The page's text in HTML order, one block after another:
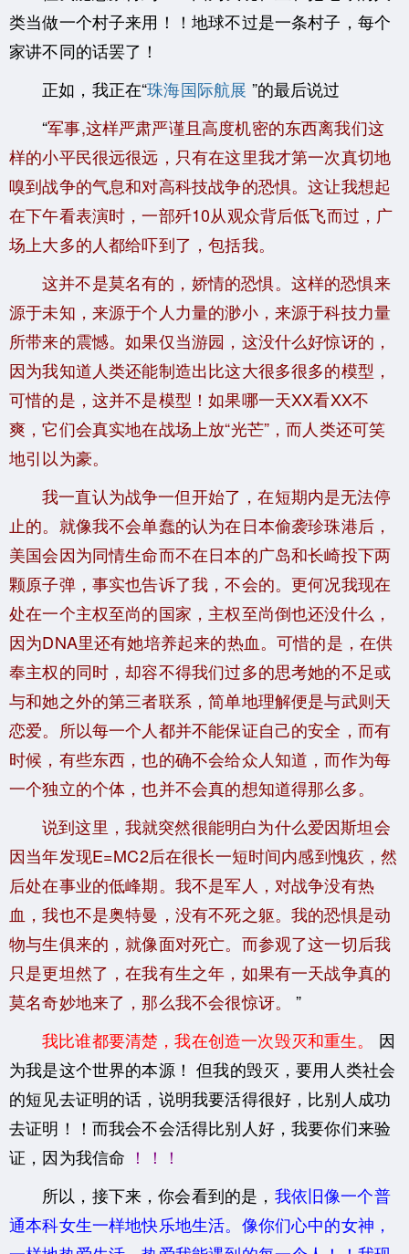
类当做一个村子来用！！地球不过是一条村子，每个
家讲不同的话罢了！
正如，我正在“珠海国际航展 ”的最后说过
“军事,这样严肃严谨且高度机密的东西离我们这
样的小平民很远很远，只有在这里我才第一次真切地
嗅到战争的气息和对高科技战争的恐惧。这让我想起
在下午看表演时，一部歼10从观众背后低飞而过，广
场上大多的人都给吓到了，包括我。
这并不是莫名有的，娇情的恐惧。这样的恐惧来
源于未知，来源于个人力量的渺小，来源于科技力量
所带来的震憾。如果仅当游园，这没什么好惊讶的，
因为我知道人类还能制造出比这大很多很多的模型，
可惜的是，这并不是模型！如果哪一天XX看XX不
爽，它们会真实地在战场上放“光芒”，而人类还可笑
地引以为豪。
我一直认为战争一但开始了，在短期内是无法停
止的。就像我不会单蠢的认为在日本偷袭珍珠港后，
美国会因为同情生命而不在日本的广岛和长崎投下两
颗原子弹，事实也告诉了我，不会的。更何况我现在
处在一个主权至尚的国家，主权至尚倒也还没什么，
因为DNA里还有她培养起来的热血。可惜的是，在供
奉主权的同时，却容不得我们过多的思考她的不足或
与和她之外的第三者联系，简单地理解便是与武则天
恋爱。所以每一个人都并不能保证自己的安全，而有
时候，有些东西，也的确不会给众人知道，而作为每
一个独立的个体，也并不会真的想知道得那么多。
说到这里，我就突然很能明白为什么爱因斯坦会
因当年发现E=MC2后在很长一短时间内感到愧疚，然
后处在事业的低峰期。我不是军人，对战争没有热
血，我也不是奥特曼，没有不死之躯。我的恐惧是动
物与生俱来的，就像面对死亡。而参观了这一切后我
只是更坦然了，在我有生之年，如果有一天战争真的
莫名奇妙地来了，那么我不会很惊讶。
”
我比谁都要清楚，我在创造一次毁灭和重生。
因
为我是这个世界的本源！ 但我的毁灭，要用人类社会
的短见去证明的话，说明我要活得很好，比别人成功
去证明！！而我会不会活得比别人好，我要你们来验
证，因为我信命 ！！！
所以，接下来，你会看到的是， 我依旧像一个普
通本科女生一样地快乐地生活。像你们心中的女神，